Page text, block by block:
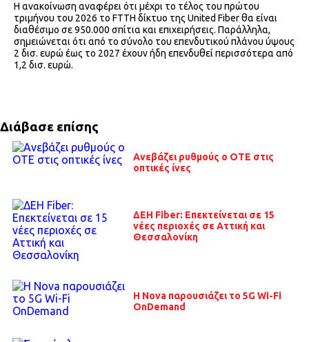
Η ανακοίνωση αναφέρει ότι μέχρι το τέλος του πρώτου
τριμήνου του 2026 το FTTH δίκτυο της United Fiber θα είναι
διαθέσιμο σε 950.000 σπίτια και επιχειρήσεις. Παράλληλα,
σημειώνεται ότι από το σύνολο του επενδυτικού πλάνου ύψους
2 δισ. ευρώ έως το 2027 έχουν ήδη επενδυθεί περισσότερα από
1,2 δισ. ευρώ.
Διάβασε επίσης
Ανεβάζει ρυθμούς ο ΟΤΕ στις
οπτικές ίνες
ΔΕΗ Fiber: Επεκτείνεται σε 15
νέες περιοχές σε Αττική και
Θεσσαλονίκη
Η Nova παρουσιάζει το 5G Wi-Fi
OnDemand